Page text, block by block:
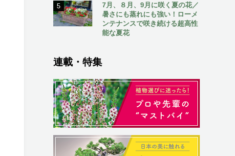
5
7月、８月、9月に咲く夏の花／
暑さにも蒸れにも強い！ローメ
ンテナンスで咲き続ける超高性
能な夏花
連載・特集